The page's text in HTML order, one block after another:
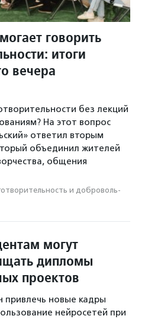
говорить
итоги
вечера
без лекций
На этот вопрос
ответил вторым
объединил жителей
общения
и доброволь­
могут
дипломы
проектов
привлечь новые кадры
нейросетей при